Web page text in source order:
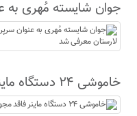
جوان شایسته مُهری
راهداری اداره کل راه
خاموشی ۲۴ دستگاه ماینر فاقد مجوز در لامرد